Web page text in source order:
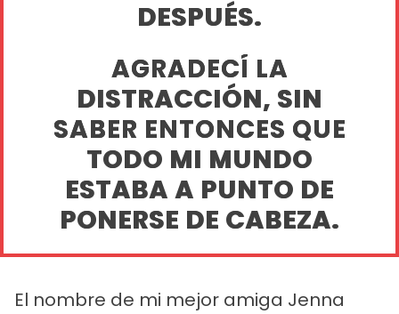
DESPUÉS.
AGRADECÍ LA
DISTRACCIÓN, SIN
SABER ENTONCES QUE
TODO MI MUNDO
ESTABA A PUNTO DE
PONERSE DE CABEZA.
El nombre de mi mejor amiga Jenna